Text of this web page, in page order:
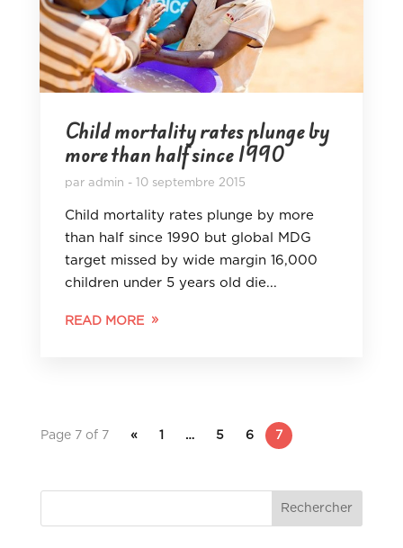
Child mortality rates plunge by
more than half since 1990
par admin 10 septembre 2015
Child mortality rates plunge by more
than half since 1990 but global MDG
target missed by wide margin 16,000
children under 5 years old die...
READ MORE
Page 7 of 7 « 1 … 5 6 7